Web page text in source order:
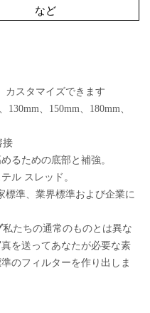
など
カスタマイズできます
、150mm、180mm、
接
るための底部と補強。
ル スレッド。
標準、業界標準および企業に
私たちの通常のものとは異な
を送ってあなたが必要な素
のフィルターを作り出しま